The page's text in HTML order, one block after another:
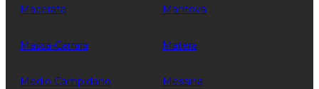
Macerata Mantova
Massa-Carrara Matera
Medio Campidano Messina